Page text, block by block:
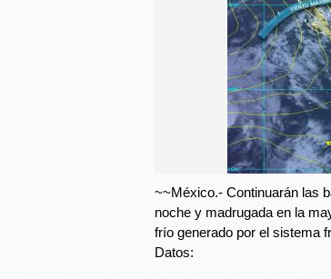
~~México.- Continuarán las
noche y madrugada en la
frío generado por el sistema
Datos: